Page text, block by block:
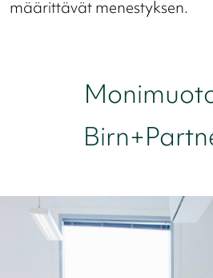
määrittävät menestyksen.